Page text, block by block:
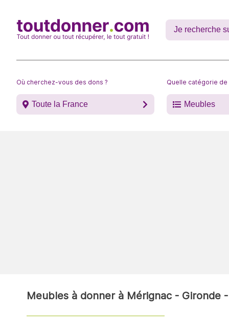
Où cherchez-vous des dons ?
Toute la France
Quelle catégorie de
Meubles
Meubles à donner à Mérignac - Gironde